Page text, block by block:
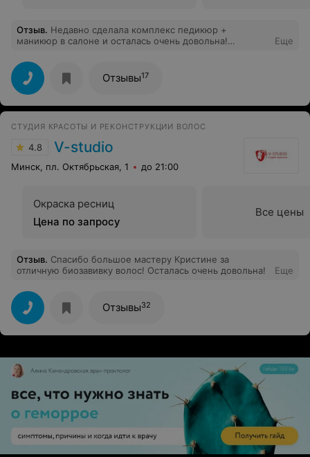
Отзыв. Недавно сделала комплекс педикюр +
маникюр в салоне и осталась очень довольна!
нереально удобное кресло, в котором утопаешь и
кайфуешь. Очень вкусный кофе и красивая подача)
Еще
Отзывы17
СТУДИЯ КРАСОТЫ И РЕКОНСТРУКЦИИ ВОЛОС
4.8 V-studio
Минск, пл. Октябрьская, 1 до 21:00
Окраска ресниц
Цена по запросу
Все цены
Отзыв. Спасибо большое мастеру Кристине за
отличную биозавивку волос! Осталась очень довольна!
Еще
Отзывы32